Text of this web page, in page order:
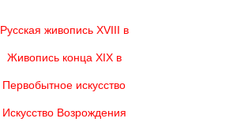
Русская живопись XVIII в
Живопись конца XIX в
Первобытное искусство
Искусство Возрождения